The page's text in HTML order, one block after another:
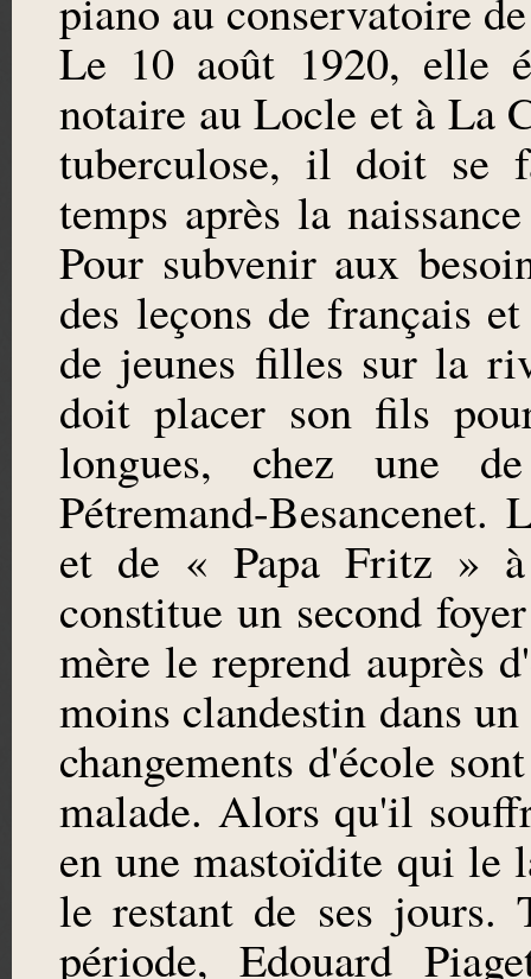
piano au conservatoire
Le 10 août 1920, elle
notaire au Locle et à La
tuberculose, il doit se
temps après la
Pour subvenir aux
des leçons de français
de jeunes filles sur la
doit placer son fils
longues, chez une
Pétremand-
et de « Papa Fritz » à
constitue un second
mère le reprend auprès
moins clandestin dans
changements d'école
malade. Alors qu'il
en une mastoïdite qui le
le restant de ses jours.
période, Edouard